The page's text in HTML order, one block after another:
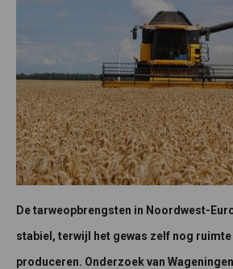
De tarweopbrengsten in Noordwest-
stabiel, terwijl het gewas zelf nog
produceren. Onderzoek van